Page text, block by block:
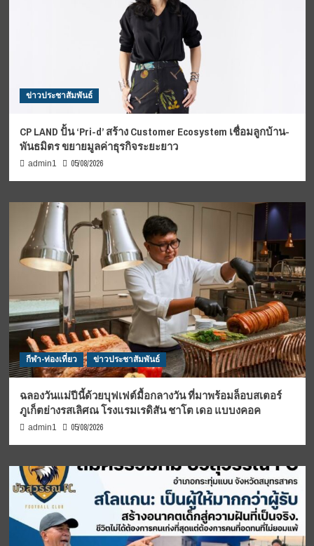
ข่าวประชาสัมพันธ์
CP LAND ปั้น ‘Pri-d’ สร้าง Customer Ecosystem เชื่อมลูกบ้าน-
พันธมิตร ขยายมูลค่าธุรกิจระยะยาว
admin1 05/08/2026
กีฬา-ท่องเที่ยว ข่าวประชาสัมพันธ์
ฉลองวันแม่ปีนี้ด้วยบุฟเฟต์มื้อกลางวัน ที่มาพร้อมล็อบสเตอร์
ภูเก็ตย่างรสเลิศณ โรงแรมเรดิสัน ชาโต เดอ แบบงคอค
admin1 05/08/2026